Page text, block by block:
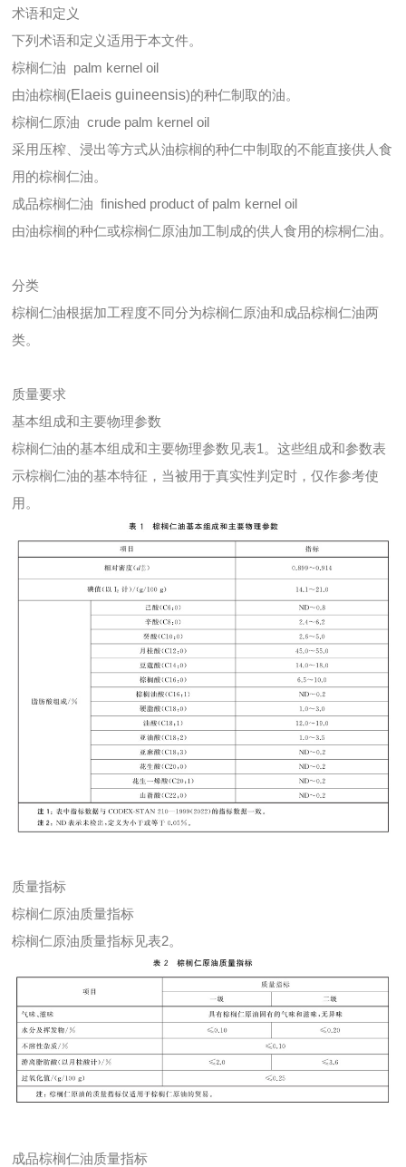
术语和定义
下列术语和定义适用于本文件。
棕榈仁油 palm kernel oil
由油棕榈(Elaeis guineensis)的种仁制取的油。
棕榈仁原油 crude palm kernel oil
采用压榨、浸出等方式从油棕榈的种仁中制取的不能直接供人食
用的棕榈仁油。
成品棕榈仁油 finished product of palm kernel oil
由油棕榈的种仁或棕榈仁原油加工制成的供人食用的棕桐仁油。
分类
棕榈仁油根据加工程度不同分为棕榈仁原油和成品棕榈仁油两
类。
质量要求
基本组成和主要物理参数
棕榈仁油的基本组成和主要物理参数见表1。这些组成和参数表
示棕榈仁油的基本特征，当被用于真实性判定时，仅作参考使
用。
质量指标
棕榈仁原油质量指标
棕榈仁原油质量指标见表2。
成品棕榈仁油质量指标